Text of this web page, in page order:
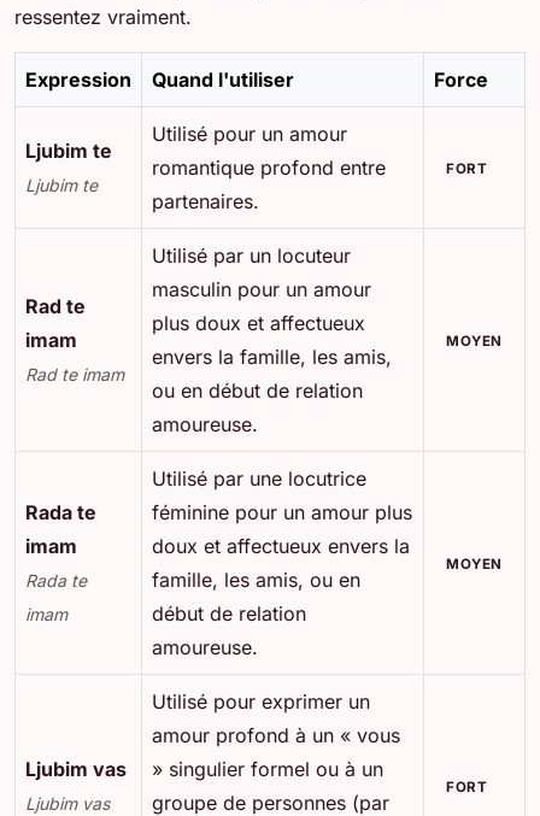
ressentez vraiment.
Expression Quand l'utiliser Force
Ljubim te
Ljubim te
Utilisé pour un amour
romantique profond entre
partenaires.
FORT
Rad te
imam
Rad te imam
Utilisé par un locuteur
masculin pour un amour
plus doux et affectueux
envers la famille, les amis,
ou en début de relation
amoureuse.
MOYEN
Rada te
imam
Rada te
imam
Utilisé par une locutrice
féminine pour un amour plus
doux et affectueux envers la
famille, les amis, ou en
début de relation
amoureuse.
MOYEN
Ljubim vas
Ljubim vas
Utilisé pour exprimer un
amour profond à un « vous
» singulier formel ou à un
groupe de personnes (par
FORT